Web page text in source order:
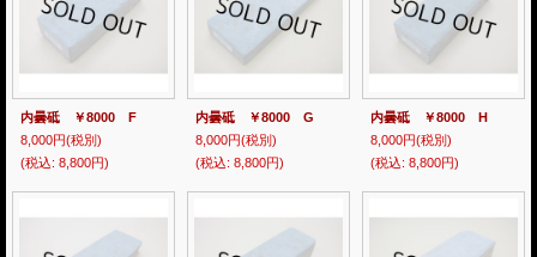
内曇砥 ￥8000 F
8,000円(税別)
(税込: 8,800円)
内曇砥 ￥8000 G
8,000円(税別)
(税込: 8,800円)
内曇砥 ￥8000 H
8,000円(税別)
(税込: 8,800円)